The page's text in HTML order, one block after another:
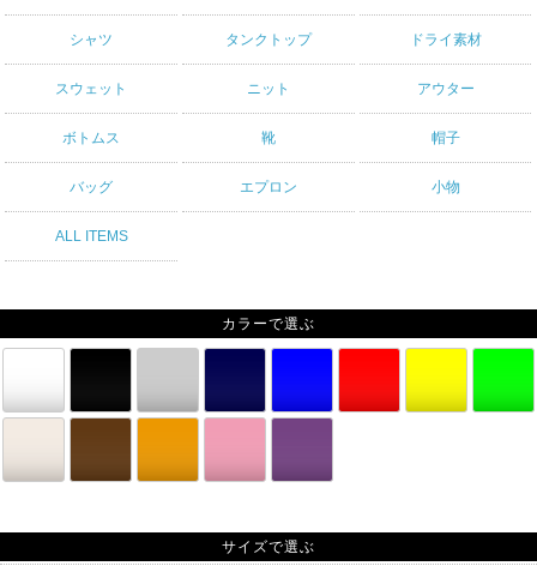
シャツ タンクトップ ドライ素材
スウェット ニット アウター
ボトムス 靴 帽子
バッグ エプロン 小物
ALL ITEMS
カラーで選ぶ
サイズで選ぶ